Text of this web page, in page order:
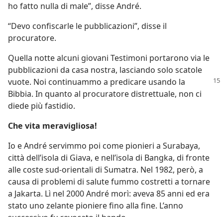
ho fatto nulla di male”, disse André.
“Devo confiscarle le pubblicazioni”, disse il
procuratore.
Quella notte alcuni giovani Testimoni portarono via le
pubblicazioni da casa nostra, lasciando solo scatole
vuote. Noi continuammo a predicare usando la
Bibbia. In quanto al procuratore distrettuale, non ci
diede più fastidio.
Che vita meravigliosa!
Io e André servimmo poi come pionieri a Surabaya,
città dell’isola di Giava, e nell’isola di Bangka, di fronte
alle coste sud-orientali di Sumatra. Nel 1982, però, a
causa di problemi di salute fummo costretti a tornare
a Jakarta. Lì nel 2000 André morì: aveva 85 anni ed era
stato uno zelante pioniere fino alla fine. L’anno